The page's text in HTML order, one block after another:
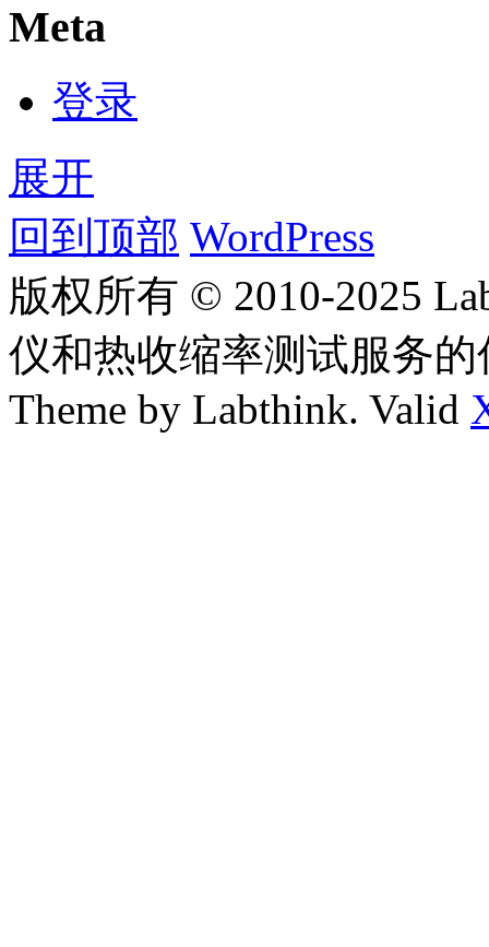
Meta
登录
展开
回到顶部 WordPress
版权所有 © 2010-2025
仪和热收缩率测试服务
Theme by Labthink. Valid